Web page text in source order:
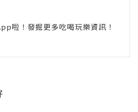
啦！發掘更多吃喝玩樂資訊！